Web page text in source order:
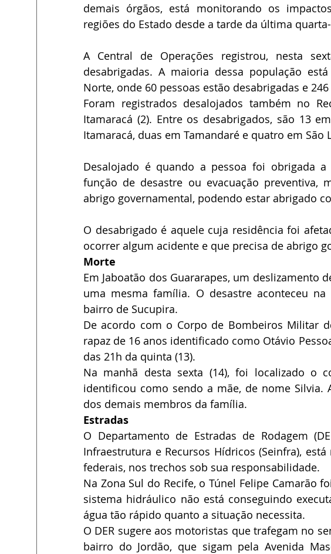
demais órgãos, está monitorando os
regiões do Estado desde a tarde da última
A Central de Operações registrou, nesta
desabrigadas. A maioria dessa população
Norte, onde 60 pessoas estão desabrigadas e
Foram registrados desalojados também no
Itamaracá (2). Entre os desabrigados, são 13
Itamaracá, duas em Tamandaré e quatro em São
Desalojado é quando a pessoa foi obrigada
função de desastre ou evacuação preventiva,
abrigo governamental, podendo estar abrigado
O desabrigado é aquele cuja residência foi
ocorrer algum acidente e que precisa de abrigo
Morte
Em Jaboatão dos Guararapes, um deslizamento
uma mesma família. O desastre aconteceu na
bairro de Sucupira.
De acordo com o Corpo de Bombeiros Militar
rapaz de 16 anos identificado como Otávio
das 21h da quinta (13).
Na manhã desta sexta (14), foi localizado o
identificou como sendo a mãe, de nome
dos demais membros da família.
Estradas
O Departamento de Estradas de Rodagem
Infraestrutura e Recursos Hídricos (Seinfra),
federais, nos trechos sob sua responsabilidade.
Na Zona Sul do Recife, o Túnel Felipe Camarão
sistema hidráulico não está conseguindo
água tão rápido quanto a situação necessita.
O DER sugere aos motoristas que trafegam no
bairro do Jordão, que sigam pela Avenida